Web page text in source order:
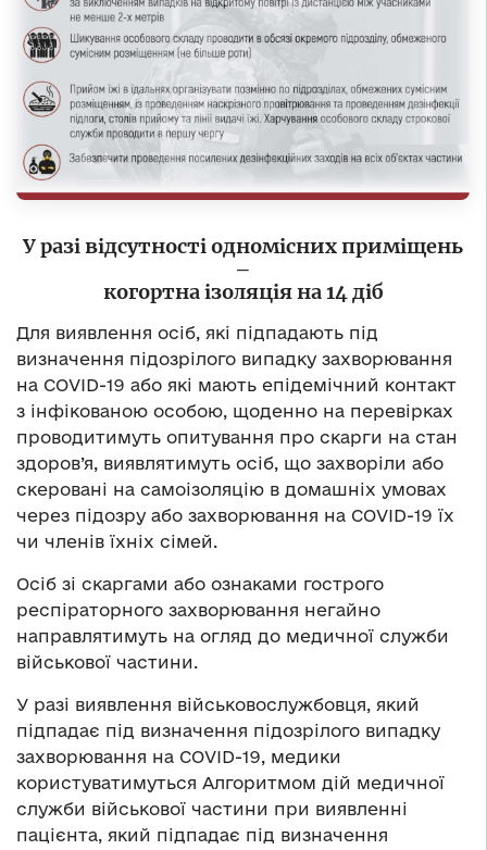
У разі відсутності одномісних приміщень
–
когортна ізоляція на 14 діб
Для виявлення осіб, які підпадають під
визначення підозрілого випадку захворювання
на СOVID-19 або які мають епідемічний контакт
з інфікованою особою, щоденно на перевірках
проводитимуть опитування про скарги на стан
здоров’я, виявлятимуть осіб, що захворіли або
скеровані на самоізоляцію в домашніх умовах
через підозру або захворювання на СOVID-19 їх
чи членів їхніх сімей.
Осіб зі скаргами або ознаками гострого
респіраторного захворювання негайно
направлятимуть на огляд до медичної служби
військової частини.
У разі виявлення військовослужбовця, який
підпадає під визначення підозрілого випадку
захворювання на СOVID-19, медики
користуватимуться Алгоритмом дій медичної
служби військової частини при виявленні
пацієнта, який підпадає під визначення